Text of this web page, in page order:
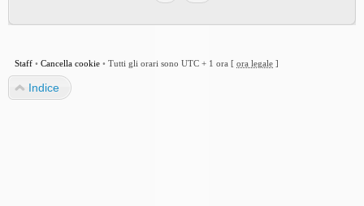
Staff • Cancella cookie • Tutti gli orari sono UTC + 1 ora [ ora legale ]
Indice